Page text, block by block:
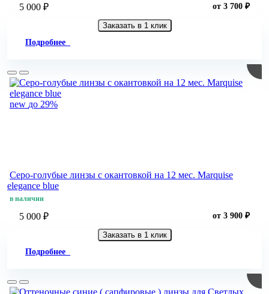
5 000 ₽ от 3 700 ₽
Заказать в 1 клик
Подробнее
new до 29%
Серо-голубые линзы c окантовкой на 12 мес. Marquise
elegance blue
в наличии
5 000 ₽ от 3 900 ₽
Заказать в 1 клик
Подробнее